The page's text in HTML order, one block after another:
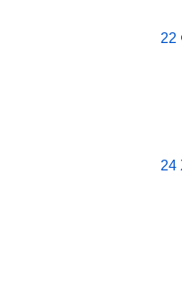
22
24